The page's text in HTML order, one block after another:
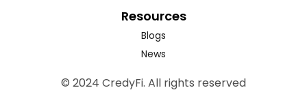
Resources
Blogs
News
© 2024 CredyFi. All rights reserved